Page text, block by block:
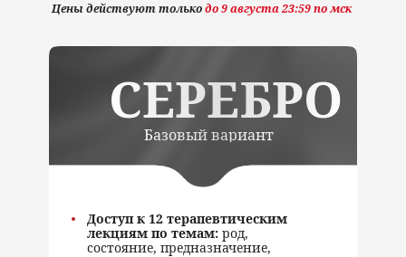
Цены действуют толькодо 9 августа 23:59 по мск
СЕРЕБРО
Базовый вариант
Доступ к 12 терапевтическим
лекциям по темам: род,
состояние, предназначение,